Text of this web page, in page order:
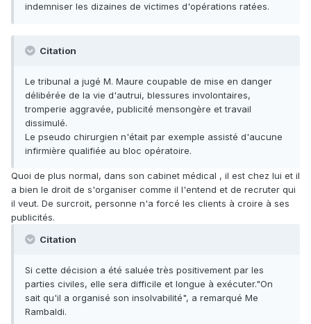
indemniser les dizaines de victimes d'opérations ratées.
Citation
Le tribunal a jugé M. Maure coupable de mise en danger
délibérée de la vie d'autrui, blessures involontaires,
tromperie aggravée, publicité mensongère et travail
dissimulé.
Le pseudo chirurgien n'était par exemple assisté d'aucune
infirmière qualifiée au bloc opératoire.
Quoi de plus normal, dans son cabinet médical , il est chez lui et il
a bien le droit de s'organiser comme il l'entend et de recruter qui
il veut. De surcroit, personne n'a forcé les clients à croire à ses
publicités.
Citation
Si cette décision a été saluée très positivement par les
parties civiles, elle sera difficile et longue à exécuter."On
sait qu'il a organisé son insolvabilité", a remarqué Me
Rambaldi.